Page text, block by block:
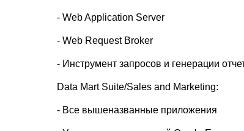
- Web Application Server
- Web Request Broker
- Инструмент запросов и генерации
Data Mart Suite/Sales and Marketing:
- Все вышеназванные приложения